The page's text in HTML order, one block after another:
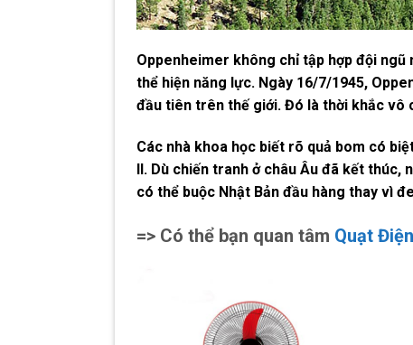
Oppenheimer không chỉ tập hợp đội
thể hiện năng lực. Ngày 16/7/1945,
đầu tiên trên thế giới. Đó là thời khắc vô
Các nhà khoa học biết rõ quả bom có
II. Dù chiến tranh ở châu Âu đã kết
có thể buộc Nhật Bản đầu hàng thay vì
=> Có thể bạn quan tâm Quạt